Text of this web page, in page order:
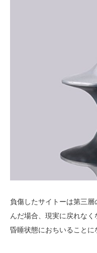
負傷したサイトーは第三
んだ場合、現実に戻れな
昏睡状態におちいることに